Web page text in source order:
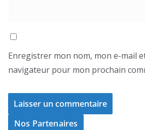
Enregistrer mon nom, mon e-mail
navigateur pour mon prochain
Nos Partenaires